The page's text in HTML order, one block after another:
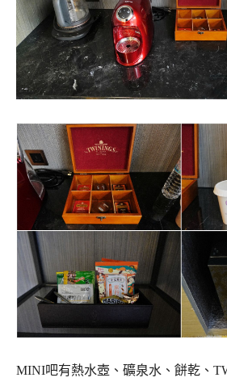
MINI吧有熱水壺、礦泉水、餅乾、